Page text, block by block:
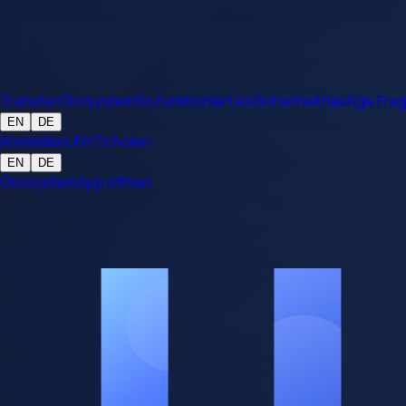
TransferÖkosystemSo funktioniert esSicherheitHäufige
EN DE
AnmeldenUNYTs holen
EN DE
ÖkosystemApp öffnen